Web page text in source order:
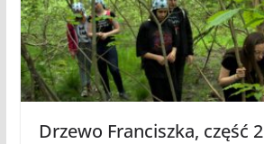
Drzewo Franciszka, część 2